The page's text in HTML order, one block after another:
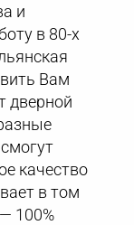
и
в 80-х
Вам
дверной
качество
в том
100%